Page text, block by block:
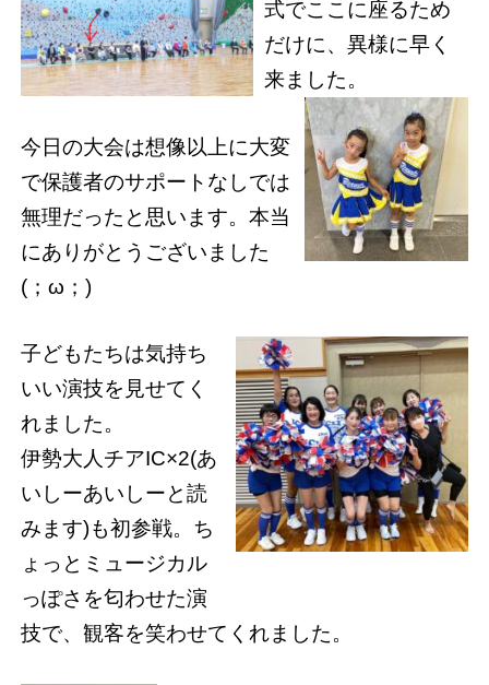
式でここに座るため
だけに、異様に早く
来ました。
今日の大会は想像以上に大変
で保護者のサポートなしでは
無理だったと思います。本当
にありがとうございました
(；ω；)
子どもたちは気持ち
いい演技を見せてく
れました。
伊勢大人チアIC×2(あ
いしーあいしーと読
みます)も初参戦。ち
ょっとミュージカル
っぽさを匂わせた演
技で、観客を笑わせてくれました。